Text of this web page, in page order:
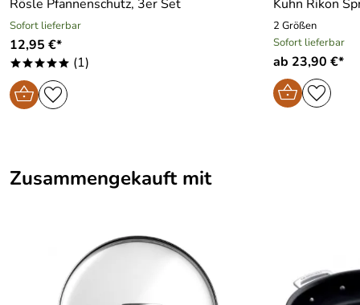
Rösle Pfannenschutz, 3er Set
Sofort lieferbar
12,95 €*
***** (1)
Kuhn Rikon
2 Größen
Sofort lieferbar
ab 23,90 €*
Zusammengekauft mit